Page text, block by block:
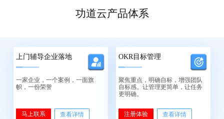
功道云产品体系
上门辅导企业落地
一家企业，一个案例，一面旗
帜，一份荣誉
马上联系 查看详情
OKR目标管理
聚焦重点，明确自标，增强团队
自标感。让管理更简单，让任务
更明确。
注册体验 查看详情